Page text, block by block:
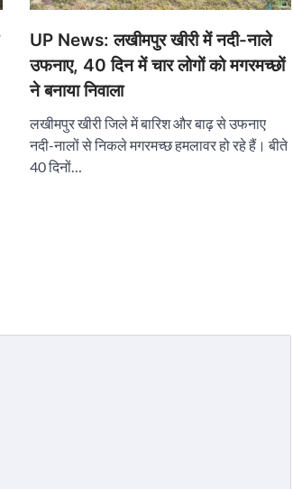
UP News: लखीमपुर खीरी में नदी-नाले
उफनाए, 40 दिन में चार लोगों को मगरमच्छों
ने बनाया निवाला
लखीमपुर खीरी जिले में बारिश और बाढ़ से उफनाए
नदी-नालों से निकले मगरमच्छ हमलावर हो रहे हैं। बीते
40 दिनों…